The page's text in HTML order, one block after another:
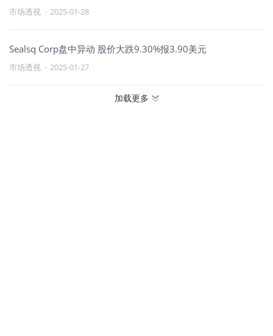
市场透视 · 2025-01-28
Sealsq Corp盘中异动 股价大跌9.30%报3.90美元
市场透视 · 2025-01-27
加载更多